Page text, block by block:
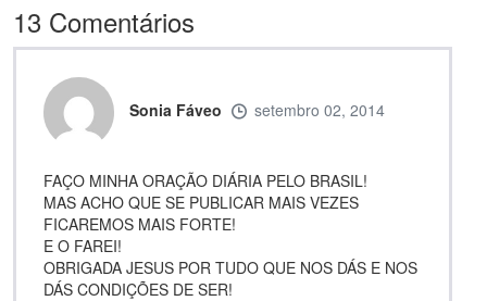
13 Comentários
Sonia Fáveo setembro 02, 2014
FAÇO MINHA ORAÇÃO DIÁRIA PELO BRASIL!
MAS ACHO QUE SE PUBLICAR MAIS VEZES
FICAREMOS MAIS FORTE!
E O FAREI!
OBRIGADA JESUS POR TUDO QUE NOS DÁS E NOS
DÁS CONDIÇÕES DE SER!